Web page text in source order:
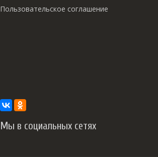
Пользовательское соглашение
Мы в социальных сетях